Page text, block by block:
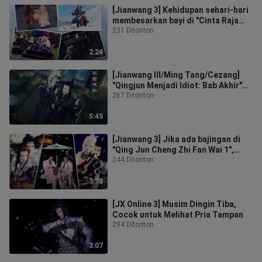
2:24
[Jianwang 3] Kehidupan sehari-hari
membesarkan bayi di "Cinta Raja
Menjadi Orang Gila: Fanwai II", b
231 Ditonton
5:45
[Jianwang III/Ming Tang/Cezang]
"Qingjun Menjadi Idiot: Bab Akhir"
Apakah Lu Wangye seorang pria har
267 Ditonton
3:38
[Jianwang 3] Jika ada bajingan di
"Qing Jun Cheng Zhi Fan Wai 1",
harap sedikit sadar diri! Manis un
244 Ditonton
3:07
[JX Online 3] Musim Dingin Tiba,
Cocok untuk Melihat Pria Tampan
294 Ditonton